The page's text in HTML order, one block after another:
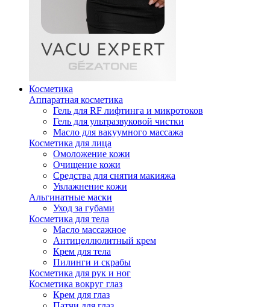
Косметика
Аппаратная косметика
Гель для RF лифтинга и микротоков
Гель для ультразвуковой чистки
Масло для вакуумного массажа
Косметика для лица
Омоложение кожи
Очищение кожи
Средства для снятия макияжа
Увлажнение кожи
Альгинатные маски
Уход за губами
Косметика для тела
Масло массажное
Антицеллюлитный крем
Крем для тела
Пилинги и скрабы
Косметика для рук и ног
Косметика вокруг глаз
Крем для глаз